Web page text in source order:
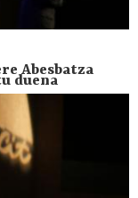
Abesbatza
duena